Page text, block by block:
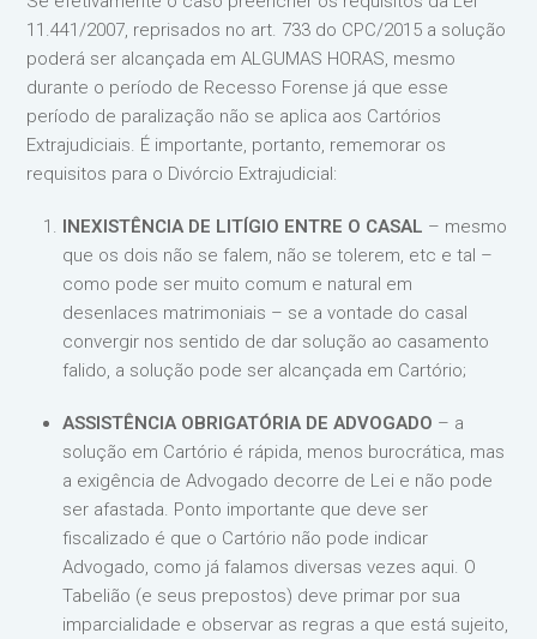
11.441/2007, reprisados no art. 733 do CPC/2015 a solução
poderá ser alcançada em ALGUMAS HORAS, mesmo
durante o período de Recesso Forense já que esse
período de paralização não se aplica aos Cartórios
Extrajudiciais. É importante, portanto, rememorar os
requisitos para o Divórcio Extrajudicial:
INEXISTÊNCIA DE LITÍGIO ENTRE O CASAL – mesmo
que os dois não se falem, não se tolerem, etc e tal –
como pode ser muito comum e natural em
desenlaces matrimoniais – se a vontade do casal
convergir nos sentido de dar solução ao casamento
falido, a solução pode ser alcançada em Cartório;
ASSISTÊNCIA OBRIGATÓRIA DE ADVOGADO – a
solução em Cartório é rápida, menos burocrática, mas
a exigência de Advogado decorre de Lei e não pode
ser afastada. Ponto importante que deve ser
fiscalizado é que o Cartório não pode indicar
Advogado, como já falamos diversas vezes aqui. O
Tabelião (e seus prepostos) deve primar por sua
imparcialidade e observar as regras a que está sujeito,